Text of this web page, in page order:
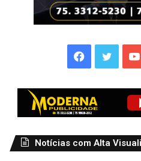
Facebook
Twitter
Notícias com Alta